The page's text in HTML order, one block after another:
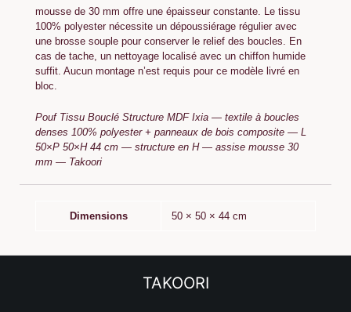
mousse de 30 mm offre une épaisseur constante. Le tissu
100% polyester nécessite un dépoussiérage régulier avec
une brosse souple pour conserver le relief des boucles. En
cas de tache, un nettoyage localisé avec un chiffon humide
suffit. Aucun montage n’est requis pour ce modèle livré en
bloc.
Pouf Tissu Bouclé Structure MDF Ixia — textile à boucles
denses 100% polyester + panneaux de bois composite — L
50×P 50×H 44 cm — structure en H — assise mousse 30
mm — Takoori
Dimensions 50 × 50 × 44 cm
TAKOORI